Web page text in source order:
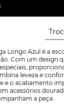
Longo Azul é a
Com um design
leveza e
e o acabamento
acessórios
a peça.